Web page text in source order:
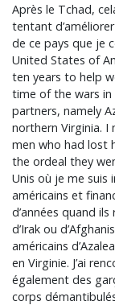
Après le Tchad,
tentant
de ce pays que je
United States of
ten years to help
time of the wars in
partners, namely
northern Virginia.
men who had lost
the ordeal they
Unis où je me suis
américains et
d’années quand
d’Irak ou
américains
en Virginie. J’ai
également des
corps